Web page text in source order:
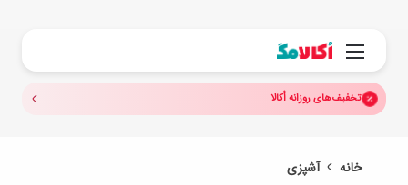
منو
تخفیف‌های روزانه اُکالا
خانه آشپزی